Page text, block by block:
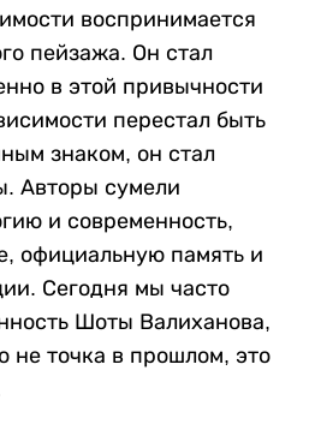
воспринимается
пейзажа. Он стал
в этой привычности
перестал быть
знаком, он стал
Авторы сумели
и современность,
официальную память и
Сегодня мы часто
Шоты Валиханова,
не точка в прошлом, это